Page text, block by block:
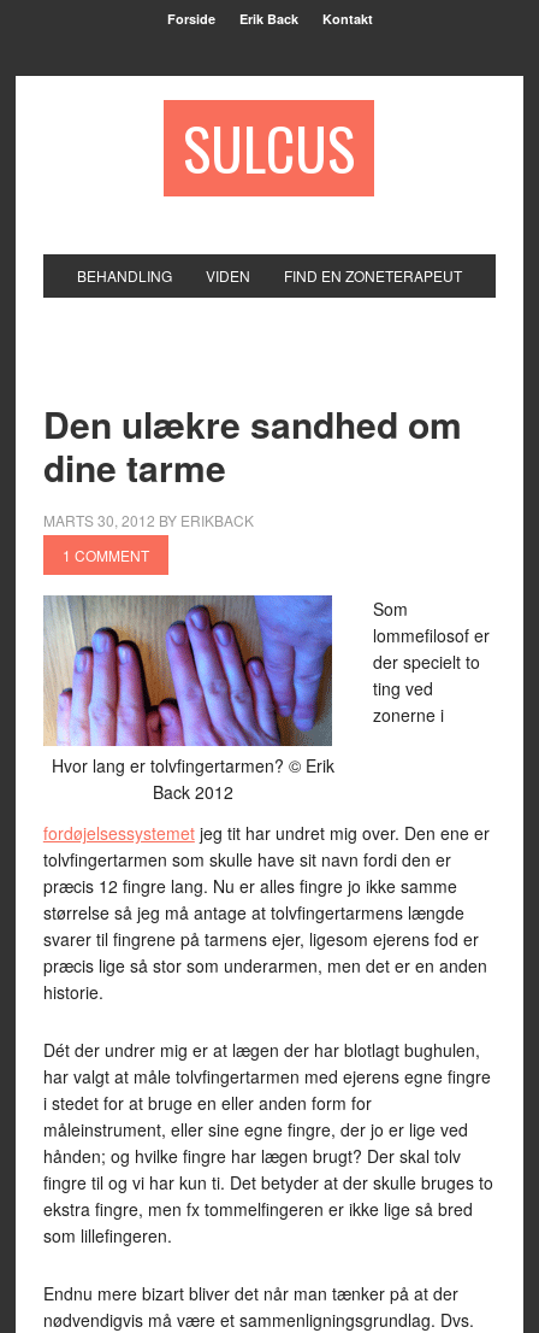
Forside Erik Back Kontakt
SULCUS
BEHANDLING VIDEN FIND EN ZONETERAPEUT
Den ulækre sandhed om
dine tarme
MARTS 30, 2012 BY ERIKBACK
1 COMMENT
Hvor lang er tolvfingertarmen? © Erik
Back 2012
Som
lommefilosof er
der specielt to
ting ved
zonerne i
fordøjelsessystemetjeg tit har undret mig over. Den ene er
tolvfingertarmen som skulle have sit navn fordi den er
præcis 12 fingre lang. Nu er alles fingre jo ikke samme
størrelse så jeg må antage at tolvfingertarmens længde
svarer til fingrene på tarmens ejer, ligesom ejerens fod er
præcis lige så stor som underarmen, men det er en anden
historie.
Dét der undrer mig er at lægen der har blotlagt bughulen,
har valgt at måle tolvfingertarmen med ejerens egne fingre
i stedet for at bruge en eller anden form for
måleinstrument, eller sine egne fingre, der jo er lige ved
hånden; og hvilke fingre har lægen brugt? Der skal tolv
fingre til og vi har kun ti. Det betyder at der skulle bruges to
ekstra fingre, men fx tommelfingeren er ikke lige så bred
som lillefingeren.
Endnu mere bizart bliver det når man tænker på at der
nødvendigvis må være et sammenligningsgrundlag. Dvs.